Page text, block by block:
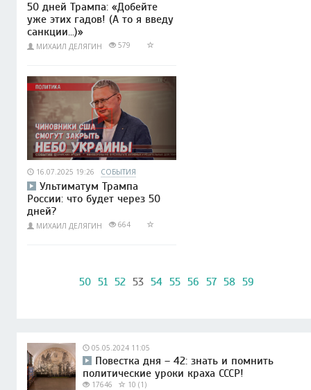
50 дней Трампа: «Добейте
уже этих гадов! (А то я введу
санкции...)»
МИХАИЛ ДЕЛЯГИН 579
16.07.2025 19:26 СОБЫТИЯ
Ультиматум Трампа
России: что будет через 50
дней?
МИХАИЛ ДЕЛЯГИН 664
50 51 52 53 54 55 56 57 58 59
05.05.2024 11:05
Повестка дня – 42: знать и помнить
политические уроки краха СССР!
17646 10 (1)